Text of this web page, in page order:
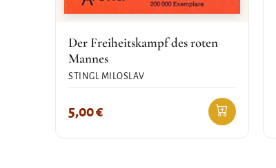
Der Freiheitskampf des roten
Mannes
STINGL MILOSLAV
5,00€